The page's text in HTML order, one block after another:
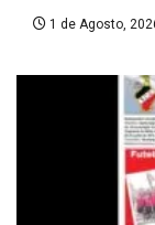
1 de Agosto,